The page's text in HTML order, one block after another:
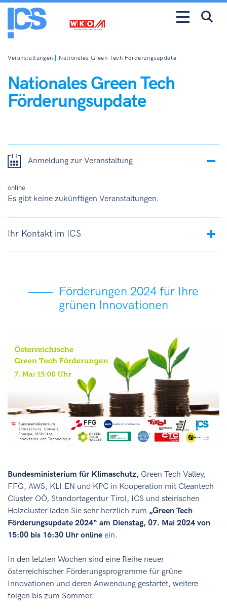
Veranstaltungen Nationales Green Tech Förderungsupdate
Nationales Green Tech
Förderungsupdate
Anmeldung zur Veranstaltung
online
Es gibt keine zukünftigen Veranstaltungen.
Ihr Kontakt im ICS
Förderungen 2024 für Ihre
grünen Innovationen
Bundesministerium für Klimaschutz, Green Tech Valley,
FFG, AWS, KLI.EN und KPC in Kooperation mit Cleantech
Cluster OÖ, Standortagentur Tirol, ICS und steirischen
Holzcluster laden Sie sehr herzlich zum „Green Tech
Förderungsupdate 2024“ am Dienstag, 07. Mai 2024 von
15:00 bis 16:30 Uhr online ein.
In den letzten Wochen sind eine Reihe neuer
österreichischer Förderungsprogramme für grüne
Innovationen und deren Anwendung gestartet, weitere
folgen bis zum Sommer.